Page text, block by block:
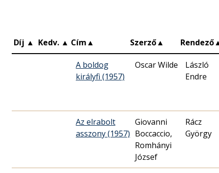
Díj ▲ Kedv. ▲ Cím▲ Szerző▲ Rendező
A boldog
királyfi (1957)
Oscar Wilde
László
Endre
Az elrabolt
asszony (1957)
Giovanni
Boccaccio,
Romhányi
József
Rácz
György